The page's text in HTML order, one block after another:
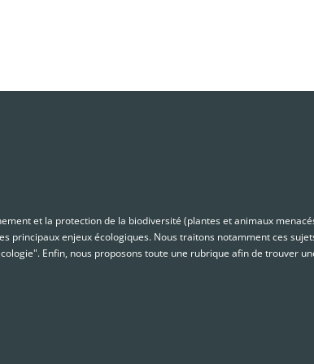
et la protection de la biodiversité (plantes et animaux
principaux enjeux écologiques. Nous traitons notamment ces
Enfin, nous proposons toute une rubrique afin de trouver